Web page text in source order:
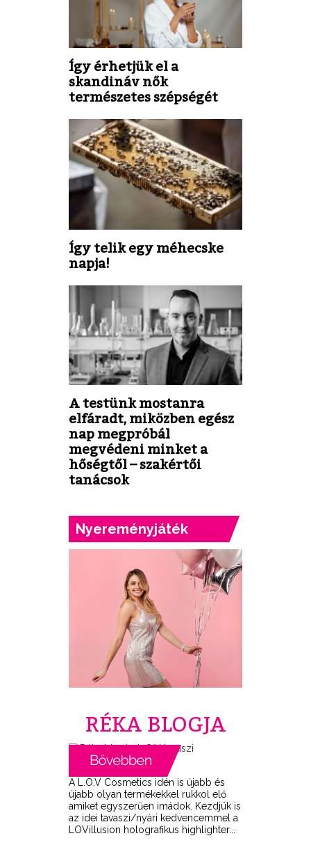
Így érhetjük el a
skandináv nők
természetes szépségét
Így telik egy méhecske
napja!
A testünk mostanra
elfáradt, miközben egész
nap megpróbál
megvédeni minket a
hőségtől – szakértői
tanácsok
Nyereményjáték
RÉKA BLOGJA
A L.O.V Cosmetics idén is újabb és
újabb olyan termékekkel rukkol elő
amiket egyszerűen imádok. Kezdjük is
az idei tavaszi/nyári kedvencemmel a
LOVillusion holografikus highlighter...